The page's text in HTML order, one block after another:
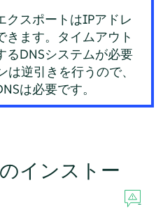
クスポートはIPアドレ
きます。タイムアウト
るDNSシステムが必要
は逆引きを行うので、
は必要です。
インストー